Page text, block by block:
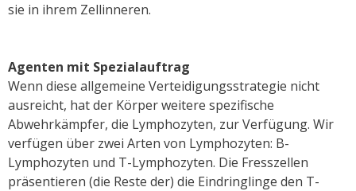
sie in ihrem Zellinneren.
Agenten mit Spezialauftrag
Wenn diese allgemeine Verteidigungsstrategie nicht
ausreicht, hat der Körper weitere spezifische
Abwehrkämpfer, die Lymphozyten, zur Verfügung. Wir
verfügen über zwei Arten von Lymphozyten: B-
Lymphozyten und T-Lymphozyten. Die Fresszellen
präsentieren (die Reste der) die Eindringlinge den T-